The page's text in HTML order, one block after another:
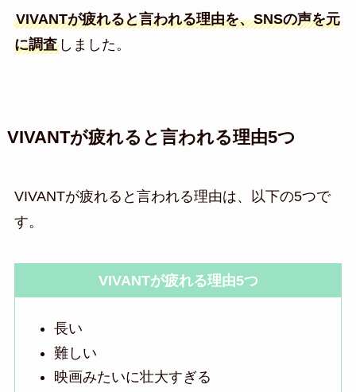
VIVANTが疲れると言われる理由を、SNSの声を元
に調査しました。
VIVANTが疲れると言われる理由5つ
VIVANTが疲れると言われる理由は、以下の5つで
す。
VIVANTが疲れる理由5つ
長い
難しい
映画みたいに壮大すぎる